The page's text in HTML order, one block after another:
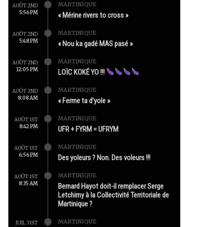
AOÛT 2ND
5:56 PM
MARTINIQUE
« Mérine rivers to cross »
AOÛT 2ND
5:48 PM
MARTINIQUE
« Nou ka gadé MAS pasé »
AOÛT 2ND
12:05 PM
MARTINIQUE
LOÏC KOKÉ YO !!!
AOÛT 2ND
8:08 AM
MARTINIQUE
« Ferme ta d’yole »
AOÛT 1ST
8:42 PM
MARTINIQUE
UFR + FYRM = UFRYM
AOÛT 1ST
6:56 PM
MARTINIQUE
Des yoleurs ? Non. Des voleurs !!!
AOÛT 1ST
8:35 AM
MARTINIQUE
Bernard Hayot doit-il remplacer Serge
Letchimy à la Collectivité Territoriale de
Martinique ?
JUIL 31ST
MARTINIQUE